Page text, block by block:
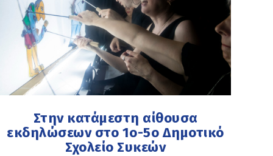
Στην κατάμεστη αίθουσα
εκδηλώσεων στο 1ο-5ο Δημοτικό
Σχολείο Συκεών